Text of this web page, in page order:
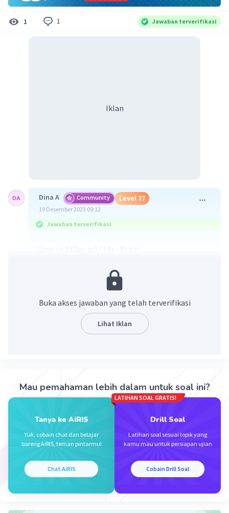
1 1 Jawaban terverifikasi
Iklan
Dina A Community Level 77
19 Desember 2023 09:12
Jawaban terverifikasi
penyebutnya akan menghasilkan nilai 0,
sehingga kita harus menghilangkan pembuat
nol pada kedua ruas yaitu (x-2)
(2x - m) / (4x - 8) = n
2(x - 2) / 4(x - 2) = n
m = 4
m + 2n = 4 + 2(1/2) = 4 + 1 = 5
Beri Rating·0.0(0 Balas
Buka akses jawaban yang telah terverifikasi
Lihat Iklan
Mau pemahaman lebih dalam untuk soal ini?
Tanya ke AiRIS
Yuk, cobain chat dan belajar
bareng AiRIS, teman pintarmu!
Chat AiRIS
LATIHAN SOAL GRATIS!
Drill Soal
Latihan soal sesuai topik yang
kamu mau untuk persiapan ujian
Cobain Drill Soal